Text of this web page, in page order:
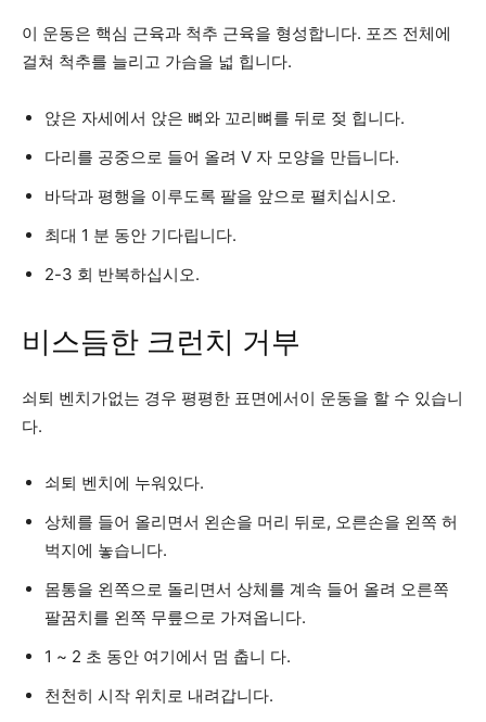
이 운동은 핵심 근육과 척추 근육을 형성합니다. 포즈 전체에
걸쳐 척추를 늘리고 가슴을 넓 힙니다.
앉은 자세에서 앉은 뼈와 꼬리뼈를 뒤로 젖 힙니다.
다리를 공중으로 들어 올려 V 자 모양을 만듭니다.
바닥과 평행을 이루도록 팔을 앞으로 펼치십시오.
최대 1 분 동안 기다립니다.
2-3 회 반복하십시오.
비스듬한 크런치 거부
쇠퇴 벤치가없는 경우 평평한 표면에서이 운동을 할 수 있습니
다.
쇠퇴 벤치에 누워있다.
상체를 들어 올리면서 왼손을 머리 뒤로, 오른손을 왼쪽 허
벅지에 놓습니다.
몸통을 왼쪽으로 돌리면서 상체를 계속 들어 올려 오른쪽
팔꿈치를 왼쪽 무릎으로 가져옵니다.
1 ~ 2 초 동안 여기에서 멈 춥니 다.
천천히 시작 위치로 내려갑니다.